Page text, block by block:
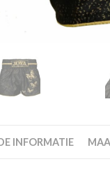
INFORMATIE